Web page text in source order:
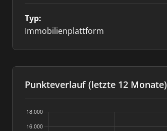
Typ:
Immobilienplattform
Punkteverlauf (letzte 12 Monate)